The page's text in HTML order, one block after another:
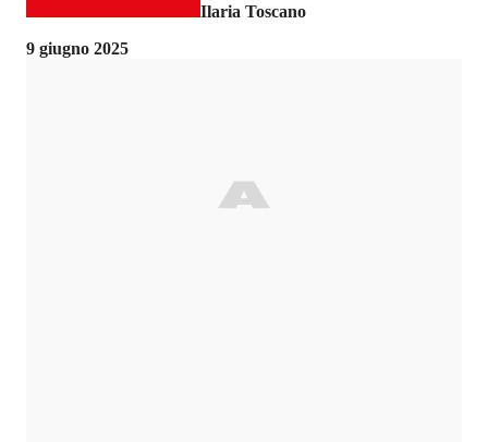
Ilaria Toscano
9 giugno 2025